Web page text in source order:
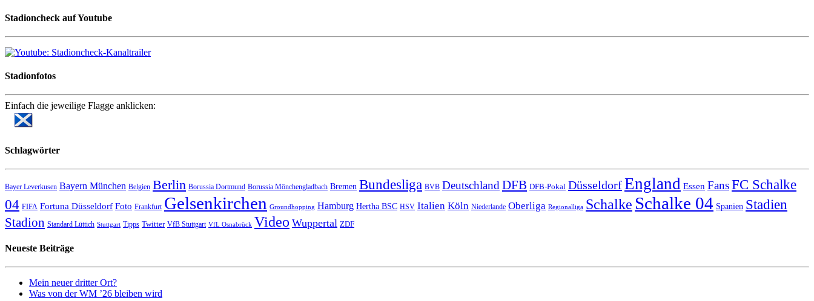
Stadioncheck auf Youtube
Stadionfotos
Einfach die jeweilige Flagge anklicken:
Schlagwörter
Bayer Leverkusen Bayern München Belgien Berlin Borussia Dortmund Borussia Mönchengladbach Bremen Bundesliga BVB Deutschland DFB DFB-Pokal DüsseldorfEngland Essen FansFC Schalke
04 FIFA Fortuna Düsseldorf Foto Frankfurt Gelsenkirchen Groundhopping Hamburg Hertha BSC HSV Italien Köln Niederlande Oberliga Regionalliga Schalke Schalke 04 Spanien Stadien
Stadion Standard Lüttich Stuttgart Tipps Twitter VfB Stuttgart VfL Osnabrück Video Wuppertal ZDF
Neueste Beiträge
Mein neuer dritter Ort?
Was von der WM ’26 bleiben wird